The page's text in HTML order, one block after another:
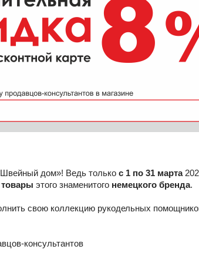
дом»! Ведь только с 1 по 31 марта
товары этого знаменитого немецкого бренда.
свою коллекцию рукодельных
консультантов